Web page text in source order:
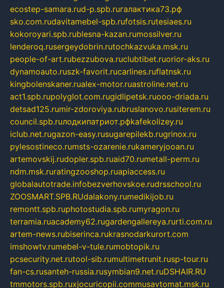
ecostep-samara.rud-p.spb.ruгалактика73.рф
sko.com.rudavitamebel-spb.rufotsis.rutesiaes.ru
kokoroyari.spb.rublesna-kazan.rumossilver.ru
lenderoq.rusergeydobrin.rutochkazvuka.msk.ru
people-of-art.rubezzubova.ruclubtibet.ruorior-aks.ru
dynamoauto.ruszk-favorit.rucarlines.ruflatnsk.ru
kingbolenskaner.rualex-motor.ruastroline.net.ru
act1.spb.rupolyglot.com.rugidlipetsk.ruooo-driada.ru
detsad125.rumir-zdoroviya.rubruslanovo.rusiterem.ru
council.spb.ruлодкипатриот.рфkafekolizey.ru
iclub.net.rugazon-easy.rusugarepilekb.rugrinox.ru
pylesostineco.rumsts-ozarenie.rukameryjooan.ru
artemovskij.rudopler.spb.ruaid70.rumetall-perm.ru
ndm.msk.ruratingzooshop.ruapiaccess.ru
globalautotrade.infobezverhovskoe.rudrsschool.ru
ZOOSMART.SPB.RUdalakony.rumedikijob.ru
remontt.spb.ruphotostudia.spb.rumyragon.ru
terramia.ruacademy62.rugardengallereya.rurti.com.ru
artem-news.rubiserinca.rukrasnodarkurort.com
imshowtv.rumebel-v-tule.rumobtopik.ru
pcsecurity.net.rutool-sib.rumultimetrunit.rusp-tour.ru
fan-cs.rusanteh-russia.rusymbian9.net.ruDSHAIR.RU
tmmotors.spb.ruxjocuricopii.commusavtomat.msk.ru